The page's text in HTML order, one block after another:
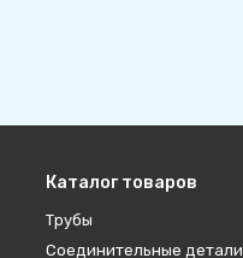
Каталог товаров
Трубы
Соединительные детали